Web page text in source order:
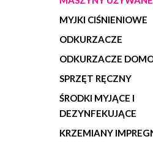
MYJKI CIŚNIENIOWE
ODKURZACZE
ODKURZACZE
SPRZĘT RĘCZNY
ŚRODKI MYJĄCE I
DEZYNFEKUJĄCE
KRZEMIANY